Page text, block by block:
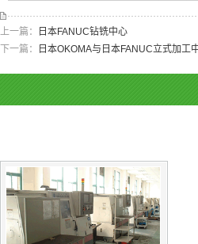
上一篇：
日本FANUC钻铣中心
下一篇：
日本OKOMA与日本FANUC立式加工